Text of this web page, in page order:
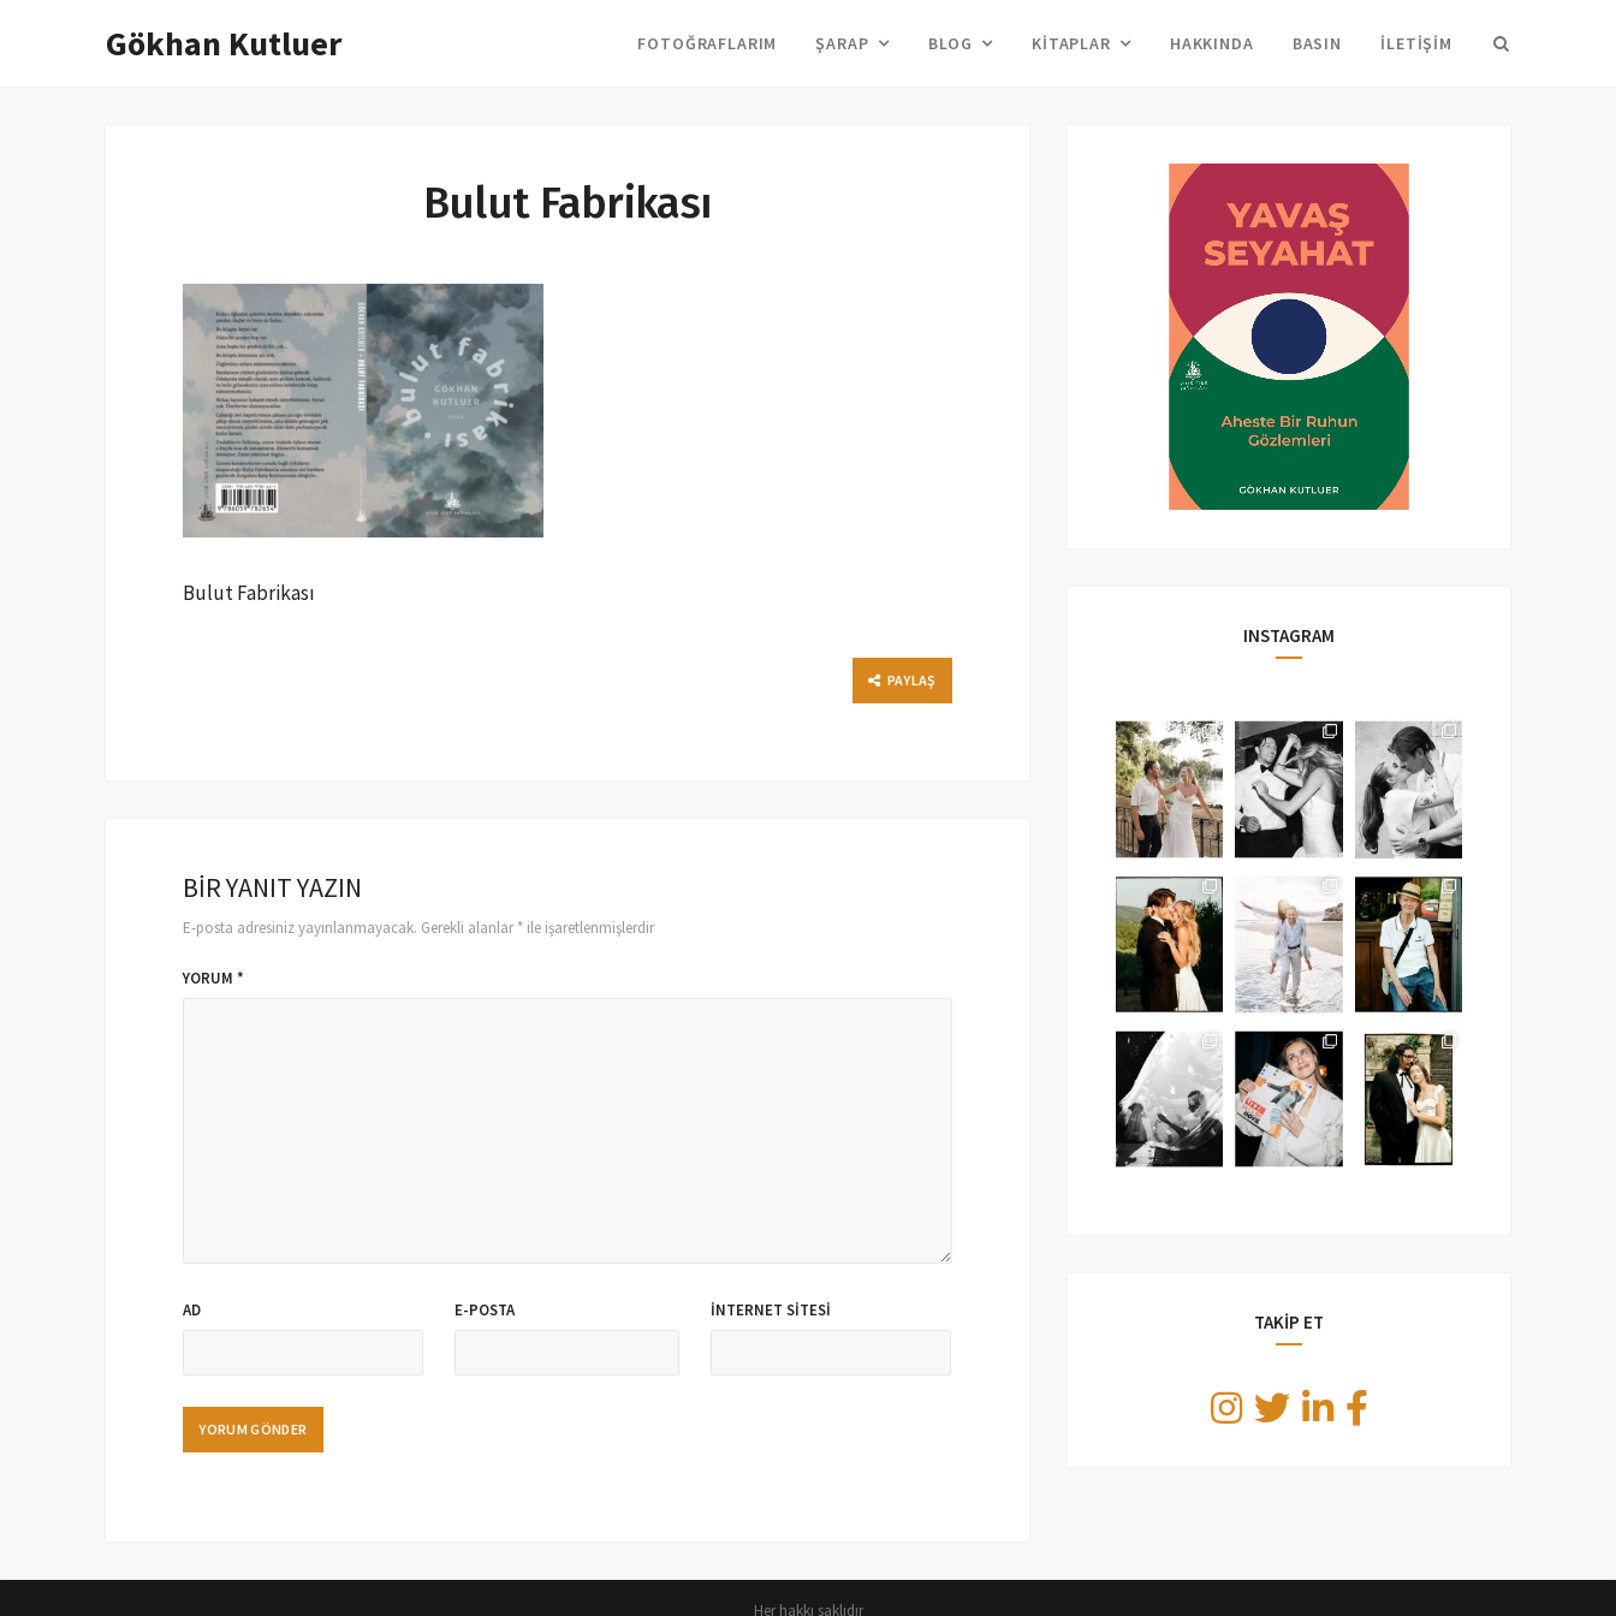
Gökhan Kutluer FOTOĞRAFLARIM ŞARAP BLOG KITAPLAR HAKKINDA BASIN İLETIŞIM
Bulut Fabrikası
Bulut Fabrikası
PAYLAŞ
BIR YANIT YAZIN
E-posta adresiniz yayınlanmayacak. Gerekli alanlar* ile işaretlenmişlerdir
YORUM *
AD E-POSTA İNTERNET SITESI
INSTAGRAM
TAKİP ET
Her hakkı saklıdır